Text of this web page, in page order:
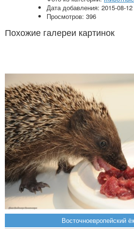
Дата добавления: 2015-08-
Просмотров: 396
Похожие галереи картинок
Восточноевропейский